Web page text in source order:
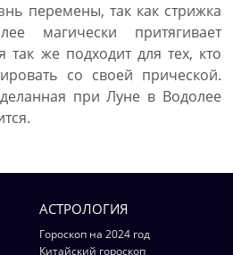
перемены, так как стрижка
магически притягивает
так же подходит для тех, кто
со своей прической.
при Луне в Водолее
АСТРОЛОГИЯ
Гороскоп на 2024 год
Китайский гороскоп